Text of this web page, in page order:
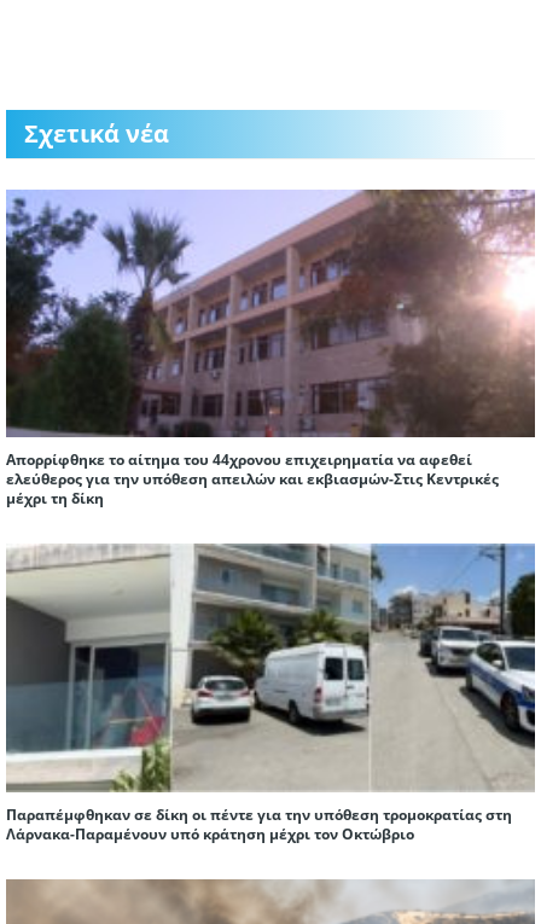
Σχετικά νέα
Απορρίφθηκε το αίτημα του 44χρονου επιχειρηματία να αφεθεί
ελεύθερος για την υπόθεση απειλών και εκβιασμών-Στις Κεντρικές
μέχρι τη δίκη
Παραπέμφθηκαν σε δίκη οι πέντε για την υπόθεση τρομοκρατίας στη
Λάρνακα-Παραμένουν υπό κράτηση μέχρι τον Οκτώβριο